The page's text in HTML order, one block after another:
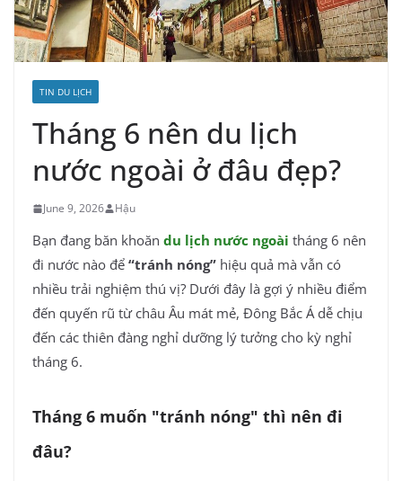
TIN DU LỊCH
Tháng 6 nên du lịch
nước ngoài ở đâu đẹp?
June 9, 2026 Hậu
Bạn đang băn khoăn du lịch nước ngoài tháng 6 nên
đi nước nào để “tránh nóng” hiệu quả mà vẫn có
nhiều trải nghiệm thú vị? Dưới đây là gợi ý nhiều điểm
đến quyến rũ từ châu Âu mát mẻ, Đông Bắc Á dễ chịu
đến các thiên đàng nghỉ dưỡng lý tưởng cho kỳ nghỉ
tháng 6.
Tháng 6 muốn "tránh nóng" thì nên đi
đâu?